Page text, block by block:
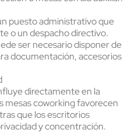
puesto administrativo que
o un despacho directivo.
ser necesario disponer de
documentación, accesorios
directamente en la
mesas coworking favorecen
que los escritorios
y concentración.